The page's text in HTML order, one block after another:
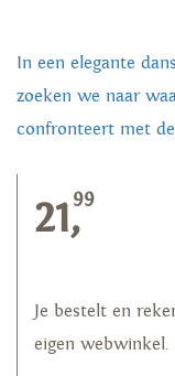
In een elegante
zoeken we naar
confronteert met
21,99
Je bestelt en
eigen webwinkel.